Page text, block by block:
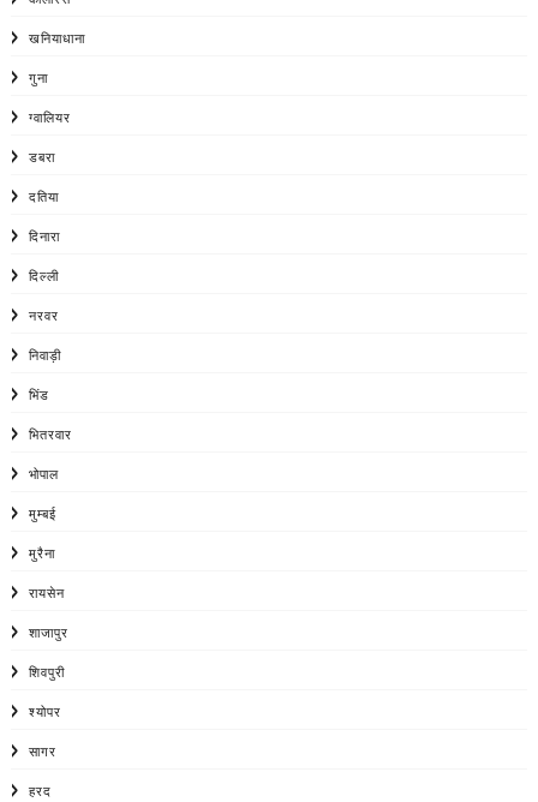
खनियाधाना
गुना
ग्वालियर
डबरा
दतिया
दिनारा
दिल्ली
नरवर
निवाड़ी
भिंड
भितरवार
भोपाल
मुम्बई
मुरैना
रायसेन
शाजापुर
शिवपुरी
श्योपर
सागर
हरद